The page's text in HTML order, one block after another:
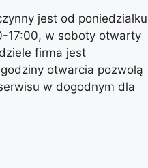
jest od poniedziałku
17:00, w soboty otwarty
firma jest
otwarcia pozwolą
w dogodnym dla